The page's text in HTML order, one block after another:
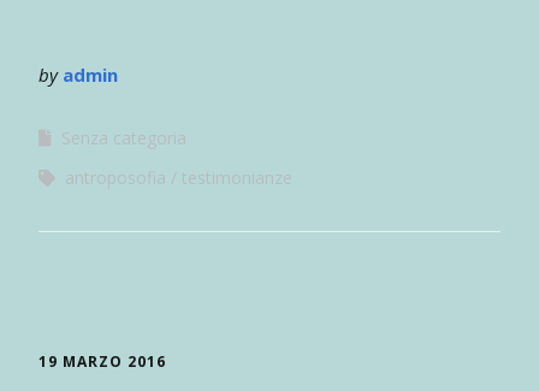
by admin
Senza categoria
antroposofia
testimonianze
19 MARZO 2016